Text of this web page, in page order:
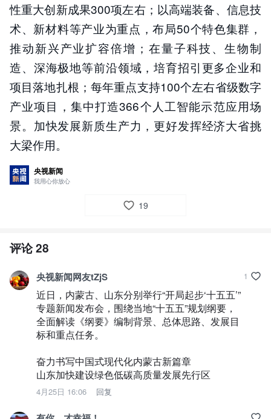
性重大创新成果300项左右；以高端装备、信息技
术、新材料等产业为重点，布局50个特色集群，
推动新兴产业扩容倍增；在量子科技、生物制
造、深海极地等前沿领域，培育招引更多企业和
项目落地扎根；每年重点支持100个左右省级数字
产业项目，集中打造366个人工智能示范应用场
景。加快发展新质生产力，更好发挥经济大省挑
大梁作用。
央视新闻
我用心你放心
19
评论28
央视新闻网友tZjS
近日，内蒙古、山东分别举行“开局起步‘十五五’”
专题新闻发布会，围绕当地“十五五”规划纲要，
全面解读《纲要》编制背景、总体思路、发展目
标和重点任务。
奋力书写中国式现代化内蒙古新篇章
山东加快建设绿色低碳高质量发展先行区
4月25日 16:06 回复
1